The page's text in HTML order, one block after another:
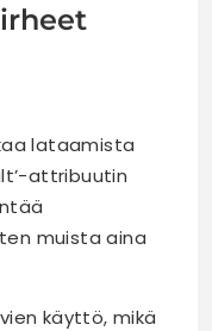
lataamista
attribuutin
muista aina
käyttö, mikä